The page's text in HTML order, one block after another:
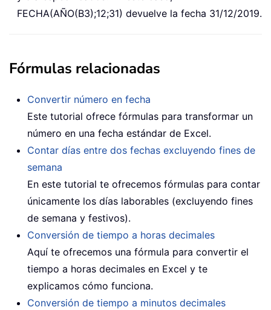
FECHA(AÑO(B3);12;31) devuelve la fecha 31/12/2019.
Fórmulas relacionadas
Convertir número en fecha
Este tutorial ofrece fórmulas para transformar un
número en una fecha estándar de Excel.
Contar días entre dos fechas excluyendo fines de
semana
En este tutorial te ofrecemos fórmulas para contar
únicamente los días laborables (excluyendo fines
de semana y festivos).
Conversión de tiempo a horas decimales
Aquí te ofrecemos una fórmula para convertir el
tiempo a horas decimales en Excel y te
explicamos cómo funciona.
Conversión de tiempo a minutos decimales